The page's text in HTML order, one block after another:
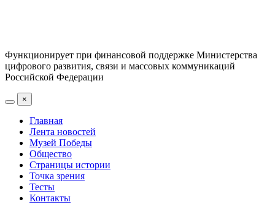
Функционирует при финансовой поддержке Министерства
цифрового развития, связи и массовых коммуникаций
Российской Федерации
×
Главная
Лента новостей
Музей Победы
Общество
Страницы истории
Точка зрения
Тесты
Контакты